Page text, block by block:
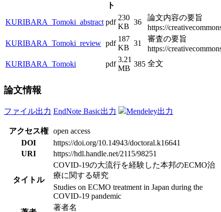
ト
KURIBARA_Tomoki_abstract pdf
230
KB
36
論文内容の要旨
https://
KURIBARA_Tomoki_review pdf
187
KB
31
審査の要旨
https://
KURIBARA_Tomoki
pdf
3.21
MB
385 全文
論文情報
ファイル出力 EndNote Basic出力 Mendeley出力
アクセス権
open access
DOI
https://doi.org/10.14943/doctoral.k16641
URI
https://hdl.handle.net/2115/98251
タイトル
COVID-19の大流行を経験した本邦のECMO治
療に関する研究
Studies on ECMO treatment in Japan during the
COVID-19 pandemic
著者名